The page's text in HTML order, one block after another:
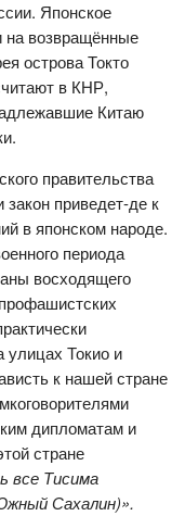
Японское
на возвращённые
острова Токто
в КНР,
Китаю
правительства
закон приведет-де к
в японском народе.
периода
восходящего
Токио и
к нашей стране
дипломатам и
стране
все Тисима
Сахалин)».